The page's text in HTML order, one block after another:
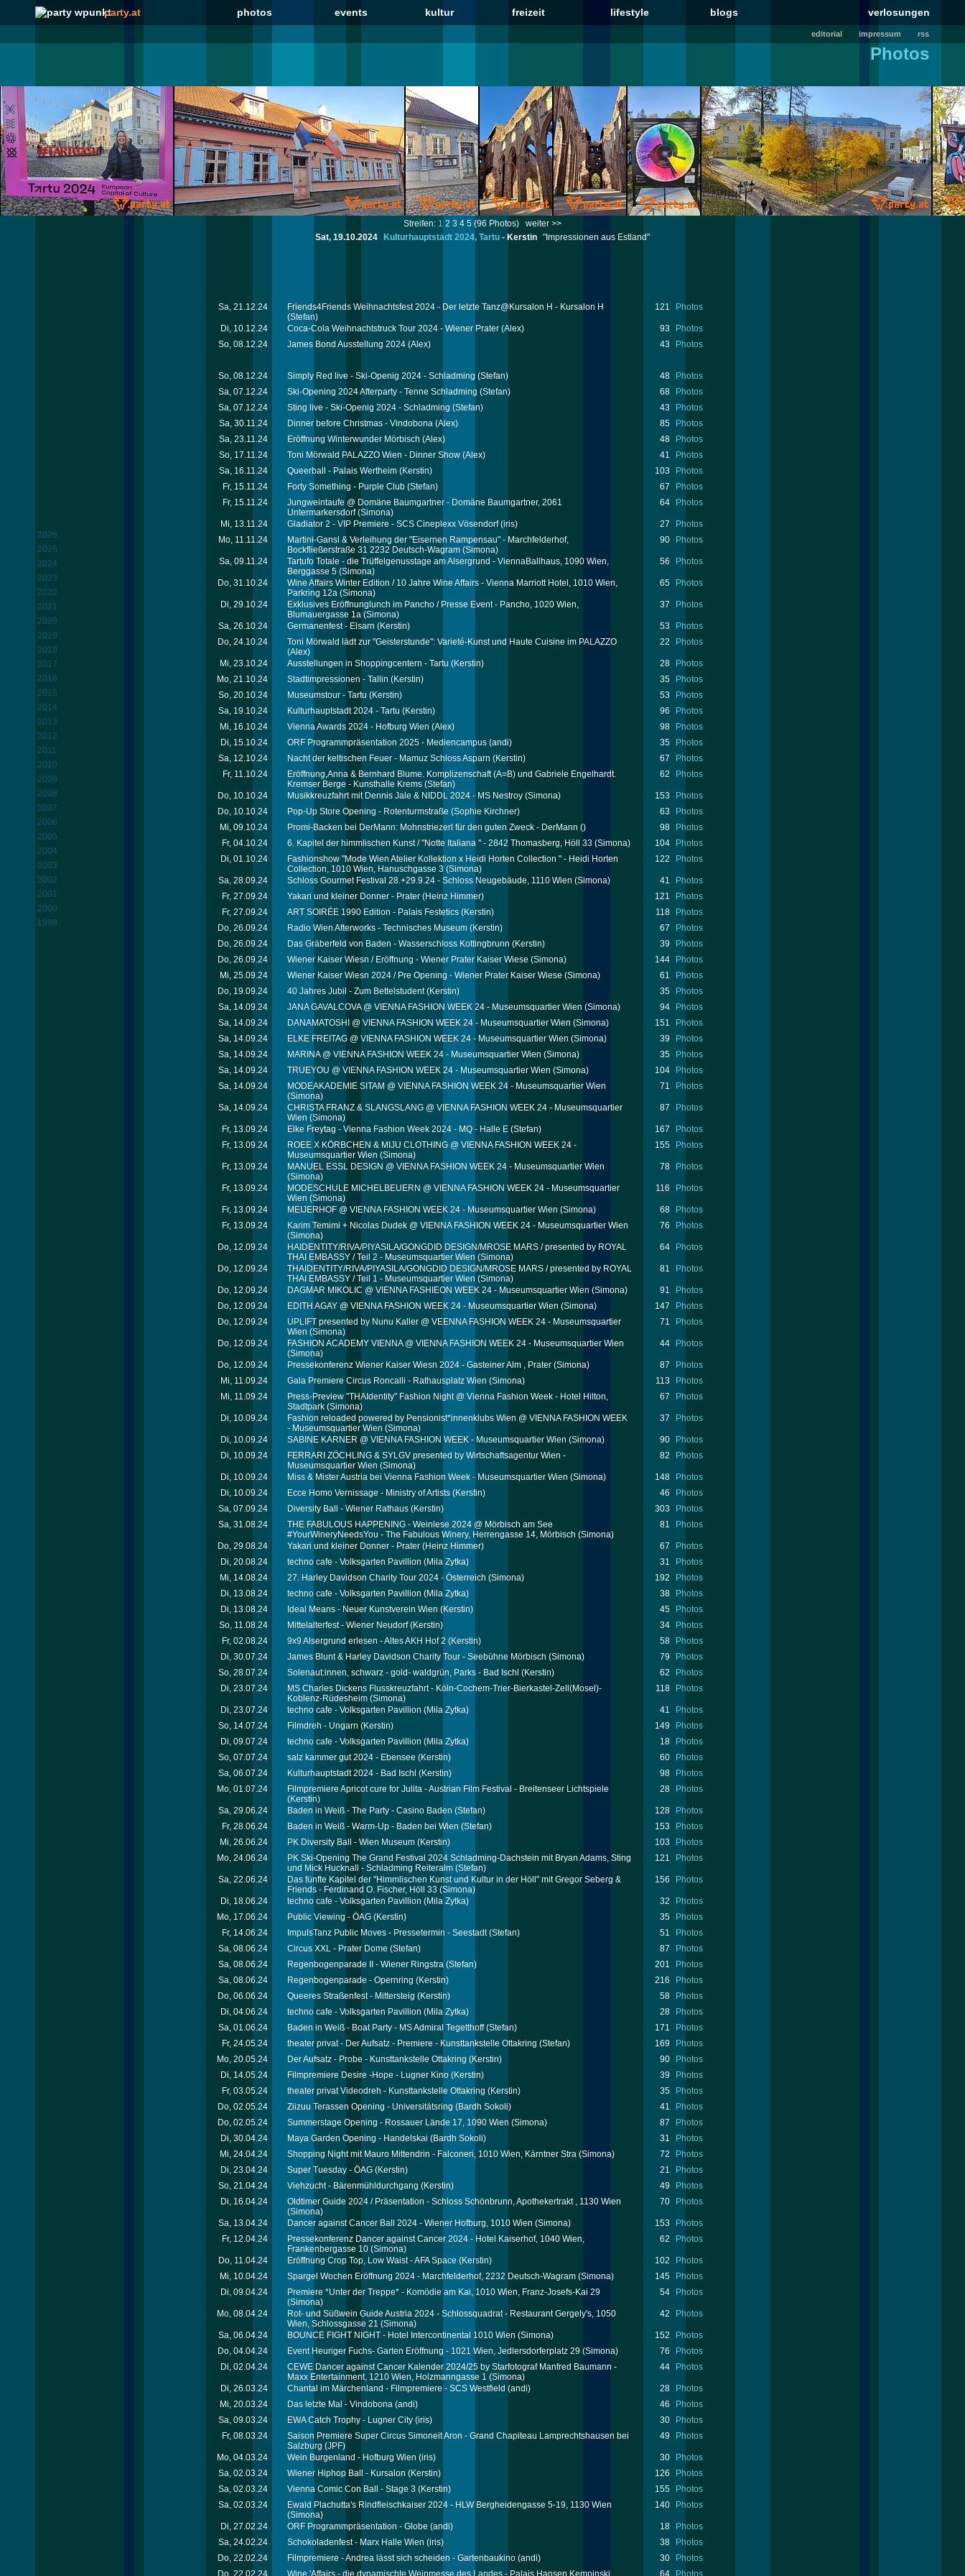
party.at photos events kultur freizeit lifestyle blogs verlosungen
editorial impressum rss
Photos
Streifen: 1 2 3 4 5 (96 Photos) weiter >>
Sat, 19.10.2024
Kulturhauptstadt 2024, Tartu - Kerstin "Impressionen aus Estland"
2026
2025
2024
2023
2022
2021
2020
2019
2018
2017
2016
2015
2014
2013
2012
2011
2010
2009
2008
2007
2006
2005
2004
2003
2002
2001
2000
1998
Sa, 21.12.24
Friends4Friends Weihnachtsfest 2024 - Der letzte Tanz@Kursalon H - Kursalon H
(Stefan)
121 Photos
Di, 10.12.24 Coca-Cola Weihnachtstruck Tour 2024 - Wiener Prater (Alex) 93
Photos
So, 08.12.24
James Bond Ausstellung 2024 (Alex) 43 Photos
So, 08.12.24 Simply Red live - Ski-Openig 2024 - Schladming (Stefan) 48
Photos
Sa, 07.12.24
Ski-Opening 2024 Afterparty - Tenne Schladming (Stefan) 68
Photos
Sa, 07.12.24
Sting live - Ski-Openig 2024 - Schladming (Stefan) 43
Photos
Sa, 30.11.24
Dinner before Christmas - Vindobona (Alex) 85
Photos
Sa, 23.11.24
Eröffnung Winterwunder Mörbisch (Alex) 48
Photos
So, 17.11.24
Toni Mörwald PALAZZO Wien - Dinner Show (Alex) 41
Photos
Sa, 16.11.24
Queerball - Palais Wertheim (Kerstin) 103
Photos
Fr, 15.11.24
Forty Something - Purple Club (Stefan) 67
Photos
Fr, 15.11.24
Jungweintaufe @ Domäne Baumgartner - Domäne Baumgartner, 2061
Untermarkersdorf(Simona)
64 Photos
Mi, 13.11.24 Gladiator 2 - VIP Premiere - SCS Cineplexx Vösendorf(iris) 27
Photos
Mo, 11.11.24
Martini-Gansl & Verleihung der "Eisernen Rampensau" - Marchfelderhof,
Bockfließerstraße 31 2232 Deutsch-Wagram (Simona)
90 Photos
Sa, 09.11.24
Tartufo Totale - die Trüffelgenusstage am Alsergrund - ViennaBallhaus, 1090 Wien,
Berggasse 5 (Simona)
56 Photos
Do, 31.10.24
Wine Affairs Winter Edition / 10 Jahre Wine Affairs - Vienna Marriott Hotel, 1010 Wien,
Parkring 12a (Simona)
65 Photos
Di, 29.10.24
Exklusives Eröffnunglunch im Pancho / Presse Event - Pancho, 1020 Wien,
Blumauergasse 1a (Simona)
37 Photos
Sa, 26.10.24 Germanenfest - Elsarn (Kerstin) 53
Photos
Do, 24.10.24
Toni Mörwald lädt zur "Geisterstunde": Varieté-Kunst und Haute Cuisine im PALAZZO
(Alex)
22 Photos
Mi, 23.10.24 Ausstellungen in Shoppingcentern - Tartu (Kerstin) 28
Photos
Mo, 21.10.24
Stadtimpressionen - Tallin (Kerstin) 35
Photos
So, 20.10.24
Museumstour - Tartu (Kerstin) 53
Photos
Sa, 19.10.24
Kulturhauptstadt 2024 - Tartu (Kerstin) 96
Photos
Mi, 16.10.24
Vienna Awards 2024 - Hofburg Wien (Alex) 98
Photos
Di, 15.10.24
ORF Programmpräsentation 2025 - Mediencampus (andi) 35
Photos
Sa, 12.10.24
Nacht der keltischen Feuer - Mamuz Schloss Asparn (Kerstin) 67
Photos
Fr, 11.10.24
Eröffnung,Anna & Bernhard Blume. Komplizenschaft (A=B) und Gabriele Engelhardt.
Kremser Berge - Kunsthalle Krems (Stefan)
62 Photos
Do, 10.10.24 Musikkreuzfahrt mit Dennis Jale & NIDDL 2024 - MS Nestroy (Simona) 153
Photos
Do, 10.10.24
Pop-Up Store Opening - Rotenturmstraße (Sophie Kirchner) 63
Photos
Mi, 09.10.24
Promi-Backen bei DerMann: Mohnstriezerl für den guten Zweck - DerMann () 98
Photos
Fr, 04.10.24
6. Kapitel der himmlischen Kunst / "Notte Italiana " - 2842 Thomasberg, Höll 33 (Simona) 104
Photos
Di, 01.10.24
Fashionshow "Mode Wien Atelier Kollektion x Heidi Horten Collection " - Heidi Horten
Collection, 1010 Wien, Hanuschgasse 3 (Simona)
122 Photos
Sa, 28.09.24 Schloss Gourmet Festival 28.+29.9.24 - Schloss Neugebäude, 1110 Wien (Simona) 41
Photos
Fr, 27.09.24
Yakari und kleiner Donner - Prater (Heinz Himmer) 121
Photos
Fr, 27.09.24
ART SOIRÉE 1990 Edition - Palais Festetics (Kerstin) 118
Photos
Do, 26.09.24
Radio Wien Afterworks - Technisches Museum (Kerstin) 67
Photos
Do, 26.09.24
Das Gräberfeld von Baden - Wasserschloss Kottingbrunn (Kerstin) 39
Photos
Do, 26.09.24
Wiener Kaiser Wiesn / Eröffnung - Wiener Prater Kaiser Wiese (Simona) 144
Photos
Mi, 25.09.24
Wiener Kaiser Wiesn 2024 / Pre Opening - Wiener Prater Kaiser Wiese (Simona) 61
Photos
Do, 19.09.24
40 Jahres Jubil - Zum Bettelstudent(Kerstin) 35
Photos
Sa, 14.09.24
JANA GAVALCOVA @ VIENNA FASHION WEEK 24 - Museumsquartier Wien (Simona) 94
Photos
Sa, 14.09.24
DANAMATOSHI @ VIENNA FASHION WEEK 24 - Museumsquartier Wien (Simona) 151
Photos
Sa, 14.09.24
ELKE FREITAG @ VIENNA FASHION WEEK 24 - Museumsquartier Wien (Simona) 39
Photos
Sa, 14.09.24
MARINA @ VIENNA FASHION WEEK 24 - Museumsquartier Wien (Simona) 35
Photos
Sa, 14.09.24
TRUEYOU @ VIENNA FASHION WEEK 24 - Museumsquartier Wien (Simona) 104
Photos
Sa, 14.09.24
MODEAKADEMIE SITAM @ VIENNA FASHION WEEK 24 - Museumsquartier Wien
(Simona)
71 Photos
Sa, 14.09.24
CHRISTA FRANZ & SLANGSLANG @ VIENNA FASHION WEEK 24 - Museumsquartier
Wien (Simona)
87 Photos
Fr, 13.09.24 Elke Freytag - Vienna Fashion Week 2024 - MQ - Halle E (Stefan) 167
Photos
Fr, 13.09.24
ROEE X KÖRBCHEN & MIJU CLOTHING @ VIENNA FASHION WEEK 24 -
Museumsquartier Wien (Simona)
155 Photos
Fr, 13.09.24
MANUEL ESSL DESIGN @ VIENNA FASHION WEEK 24 - Museumsquartier Wien
(Simona)
78 Photos
Fr, 13.09.24
MODESCHULE MICHELBEUERN @ VIENNA FASHION WEEK 24 - Museumsquartier
Wien (Simona)
116 Photos
Fr, 13.09.24 MEIJERHOF @ VIENNA FASHION WEEK 24 - Museumsquartier Wien (Simona) 68
Photos
Fr, 13.09.24
Karim Temimi + Nicolas Dudek @ VIENNA FASHION WEEK 24 - Museumsquartier Wien
(Simona)
76 Photos
Do, 12.09.24
HAIDENTITY/RIVA/PIYASILA/GONGDID DESIGN/MROSE MARS / presented by ROYAL
THAI EMBASSY / Teil 2 - Museumsquartier Wien (Simona)
64 Photos
Do, 12.09.24
THAIDENTITY/RIVA/PIYASILA/GONGDID DESIGN/MROSE MARS / presented by ROYAL
THAI EMBASSY / Teil 1 - Museumsquartier Wien (Simona)
81 Photos
Do, 12.09.24 DAGMAR MIKOLIC @ VIENNA FASHIEON WEEK 24 - Museumsquartier Wien (Simona) 91
Photos
Do, 12.09.24
EDITH AGAY @ VIENNA FASHION WEEK 24 - Museumsquartier Wien (Simona) 147
Photos
Do, 12.09.24
UPLIFT presented by Nunu Kaller @ VEENNA FASHION WEEK 24 - Museumsquartier
Wien (Simona)
71 Photos
Do, 12.09.24
FASHION ACADEMY VIENNA @ VIENNA FASHION WEEK 24 - Museumsquartier Wien
(Simona)
44 Photos
Do, 12.09.24 Pressekonferenz Wiener Kaiser Wiesn 2024 - Gasteiner Alm , Prater (Simona) 87
Photos
Mi, 11.09.24
Gala Premiere Circus Roncalli - Rathausplatz Wien (Simona) 113
Photos
Mi, 11.09.24
Press-Preview "THAIdentity" Fashion Night @ Vienna Fashion Week - Hotel Hilton,
Stadtpark (Simona)
67 Photos
Di, 10.09.24
Fashion reloaded powered by Pensionist*innenklubs Wien @ VIENNA FASHION WEEK
- Museumsquartier Wien (Simona)
37 Photos
Di, 10.09.24 SABINE KARNER @ VIENNA FASHION WEEK - Museumsquartier Wien (Simona) 90
Photos
Di, 10.09.24
FERRARI ZÖCHLING & SYLGV presented by Wirtschaftsagentur Wien -
Museumsquartier Wien (Simona)
82 Photos
Di, 10.09.24 Miss & Mister Austria bei Vienna Fashion Week - Museumsquartier Wien (Simona) 148
Photos
Di, 10.09.24
Ecce Homo Vernissage - Ministry of Artists (Kerstin) 46
Photos
Sa, 07.09.24
Diversity Ball - Wiener Rathaus (Kerstin) 303
Photos
Sa, 31.08.24
THE FABULOUS HAPPENING - Weinlese 2024 @ Mörbisch am See
#YourWineryNeedsYou - The Fabulous Winery, Herrengasse 14, Mörbisch (Simona)
81 Photos
Do, 29.08.24 Yakari und kleiner Donner - Prater (Heinz Himmer) 67
Photos
Di, 20.08.24
techno cafe - Volksgarten Pavillion (Mila Zytka) 31
Photos
Mi, 14.08.24
27. Harley Davidson Charity Tour 2024 - Österreich (Simona) 192
Photos
Di, 13.08.24
techno cafe - Volksgarten Pavillion (Mila Zytka) 38
Photos
Di, 13.08.24
Ideal Means - Neuer Kunstverein Wien (Kerstin) 45
Photos
So, 11.08.24
Mittelalterfest - Wiener Neudorf(Kerstin) 34
Photos
Fr, 02.08.24
9x9 Alsergrund erlesen - Altes AKH Hof 2 (Kerstin) 58
Photos
Di, 30.07.24
James Blunt & Harley Davidson Charity Tour - Seebühne Mörbisch (Simona) 79
Photos
So, 28.07.24
Solenaut:innen, schwarz - gold- waldgrün, Parks - Bad Ischl (Kerstin) 62
Photos
Di, 23.07.24
MS Charles Dickens Flusskreuzfahrt - Köln-Cochem-Trier-Bierkastel-Zell(Mosel)-
Koblenz-Rüdesheim (Simona)
118 Photos
Di, 23.07.24 techno cafe - Volksgarten Pavillion (Mila Zytka) 41
Photos
So, 14.07.24
Filmdreh - Ungarn (Kerstin) 149
Photos
Di, 09.07.24
techno cafe - Volksgarten Pavillion (Mila Zytka) 18
Photos
So, 07.07.24
salz kammer gut 2024 - Ebensee (Kerstin) 60
Photos
Sa, 06.07.24
Kulturhauptstadt 2024 - Bad Ischl (Kerstin) 98
Photos
Mo, 01.07.24
Filmpremiere Apricot cure for Julita - Austrian Film Festival - Breitenseer Lichtspiele
(Kerstin)
28 Photos
Sa, 29.06.24 Baden in Weiß - The Party - Casino Baden (Stefan) 128
Photos
Fr, 28.06.24
Baden in Weiß - Warm-Up - Baden bei Wien (Stefan) 153
Photos
Mi, 26.06.24
PK Diversity Ball - Wien Museum (Kerstin) 103
Photos
Mo, 24.06.24
PK Ski-Opening The Grand Festival 2024 Schladming-Dachstein mit Bryan Adams, Sting
und Mick Hucknall - Schladming Reiteralm (Stefan)
121 Photos
Sa, 22.06.24
Das fünfte Kapitel der "Himmlischen Kunst und Kultur in der Höll" mit Gregor Seberg &
Friends - Ferdinand O. Fischer, Höll 33 (Simona)
156 Photos
Di, 18.06.24 techno cafe - Volksgarten Pavillion (Mila Zytka) 32
Photos
Mo, 17.06.24
Public Viewing - ÖAG (Kerstin) 35
Photos
Fr, 14.06.24
ImpulsTanz Public Moves - Pressetermin - Seestadt(Stefan) 51
Photos
Sa, 08.06.24
Circus XXL - Prater Dome (Stefan) 87
Photos
Sa, 08.06.24
Regenbogenparade II - Wiener Ringstra (Stefan) 201
Photos
Sa, 08.06.24
Regenbogenparade - Opernring (Kerstin) 216
Photos
Do, 06.06.24
Queeres Straßenfest - Mittersteig (Kerstin) 58
Photos
Di, 04.06.24
techno cafe - Volksgarten Pavillion (Mila Zytka) 28
Photos
Sa, 01.06.24
Baden in Weiß - Boat Party - MS Admiral Tegetthoff(Stefan) 171
Photos
Fr, 24.05.24
theater privat - Der Aufsatz - Premiere - Kunsttankstelle Ottakring (Stefan) 169
Photos
Mo, 20.05.24
Der Aufsatz - Probe - Kunsttankstelle Ottakring (Kerstin) 90
Photos
Di, 14.05.24
Filmpremiere Desire -Hope - Lugner Kino (Kerstin) 39
Photos
Fr, 03.05.24
theater privat Videodreh - Kunsttankstelle Ottakring (Kerstin) 35
Photos
Do, 02.05.24
Ziizuu Terassen Opening - Universitätsring (Bardh Sokoli) 41
Photos
Do, 02.05.24
Summerstage Opening - Rossauer Lände 17, 1090 Wien (Simona) 87
Photos
Di, 30.04.24
Maya Garden Opening - Handelskai (Bardh Sokoli) 31
Photos
Mi, 24.04.24
Shopping Night mit Mauro Mittendrin - Falconeri, 1010 Wien, Kärntner Stra (Simona) 72
Photos
Di, 23.04.24
Super Tuesday - ÖAG (Kerstin) 21
Photos
So, 21.04.24
Viehzucht - Bärenmühldurchgang (Kerstin) 49
Photos
Di, 16.04.24
Oldtimer Guide 2024 / Präsentation - Schloss Schönbrunn, Apothekertrakt , 1130 Wien
(Simona)
70 Photos
Sa, 13.04.24 Dancer against Cancer Ball 2024 - Wiener Hofburg, 1010 Wien (Simona) 153
Photos
Fr, 12.04.24
Pressekonferenz Dancer against Cancer 2024 - Hotel Kaiserhof, 1040 Wien,
Frankenbergasse 10 (Simona)
62 Photos
Do, 11.04.24 Eröffnung Crop Top, Low Waist - AFA Space (Kerstin) 102
Photos
Mi, 10.04.24
Spargel Wochen Eröffnung 2024 - Marchfelderhof, 2232 Deutsch-Wagram (Simona) 145
Photos
Di, 09.04.24
Premiere *Unter der Treppe* - Komödie am Kai, 1010 Wien, Franz-Josefs-Kai 29
(Simona)
54 Photos
Mo, 08.04.24
Rot- und Süßwein Guide Austria 2024 - Schlossquadrat - Restaurant Gergely's, 1050
Wien, Schlossgasse 21 (Simona)
42 Photos
Sa, 06.04.24 BOUNCE FIGHT NIGHT - Hotel Intercontinental 1010 Wien (Simona) 152
Photos
Do, 04.04.24
Event Heuriger Fuchs- Garten Eröffnung - 1021 Wien, Jedlersdorferplatz 29 (Simona) 76
Photos
Di, 02.04.24
CEWE Dancer against Cancer Kalender 2024/25 by Starfotograf Manfred Baumann -
Maxx Entertainment, 1210 Wien, Holzmanngasse 1 (Simona)
44 Photos
Di, 26.03.24 Chantal im Märchenland - Filmpremiere - SCS Westfield (andi) 28
Photos
Mi, 20.03.24
Das letzte Mal - Vindobona (andi) 46
Photos
Sa, 09.03.24
EWA Catch Trophy - Lugner City (iris) 30
Photos
Fr, 08.03.24
Saison Premiere Super Circus Simoneit Aron - Grand Chapiteau Lamprechtshausen bei
Salzburg (JPF)
49 Photos
Mo, 04.03.24 Wein Burgenland - Hofburg Wien (iris) 30
Photos
Sa, 02.03.24
Wiener Hiphop Ball - Kursalon (Kerstin) 126
Photos
Sa, 02.03.24
Vienna Comic Con Ball - Stage 3 (Kerstin) 155
Photos
Sa, 02.03.24
Ewald Plachutta's Rindfleischkaiser 2024 - HLW Bergheidengasse 5-19, 1130 Wien
(Simona)
140 Photos
Di, 27.02.24 ORF Programmpräsentation - Globe (andi) 18
Photos
Sa, 24.02.24
Schokoladenfest - Marx Halle Wien (iris) 38
Photos
Do, 22.02.24
Filmpremiere - Andrea lässt sich scheiden - Gartenbaukino (andi) 30
Photos
Do, 22.02.24
Wine 'Affairs - die dynamischte Weinmesse des Landes - Palais Hansen Kempinski 64 Photos